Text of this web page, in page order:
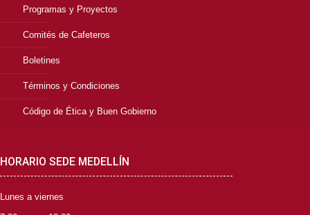
Programas y Proyectos
Comités de Cafeteros
Boletines
Términos y Condiciones
Código de Ética y Buen Gobierno
HORARIO SEDE MEDELLÍN
Lunes a viernes